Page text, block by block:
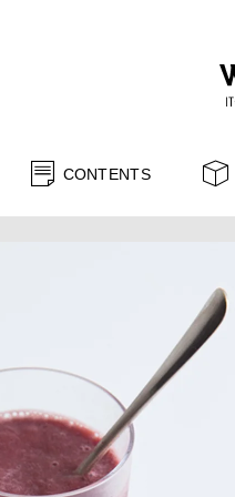
CONTENTS